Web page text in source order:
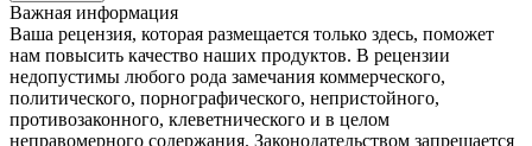
Важная информация
Ваша рецензия, которая размещается только здесь, поможет
нам повысить качество наших продуктов. В рецензии
недопустимы любого рода замечания коммерческого,
политического, порнографического, непристойного,
противозаконного, клеветнического и в целом
неправомерного содержания. Законодательством запрещается